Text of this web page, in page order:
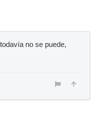
no se puede,